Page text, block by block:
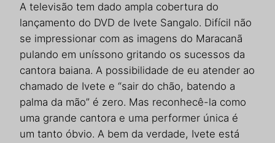
A televisão tem dado ampla cobertura do
lançamento do DVD de Ivete Sangalo. Difícil não
se impressionar com as imagens do Maracanã
pulando em uníssono gritando os sucessos da
cantora baiana. A possibilidade de eu atender ao
chamado de Ivete e “sair do chão, batendo a
palma da mão” é zero. Mas reconhecê-la como
uma grande cantora e uma performer única é
um tanto óbvio. A bem da verdade, Ivete está